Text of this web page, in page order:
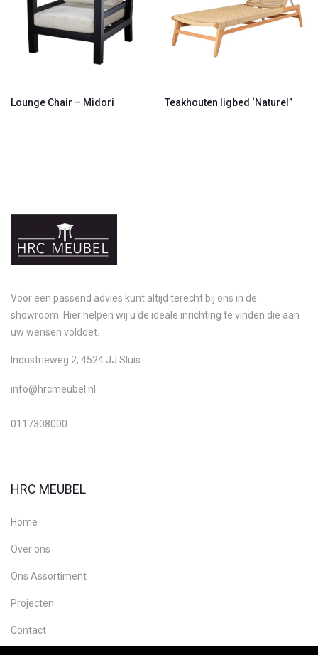
Lounge Chair – Midori Teakhouten ligbed ‘Naturel”
Voor een passend advies kunt altijd terecht bij ons in de
showroom. Hier helpen wij u de ideale inrichting te vinden die aan
uw wensen voldoet.
Industrieweg 2, 4524 JJ Sluis
info@hrcmeubel.nl
0117308000
HRC MEUBEL
Home
Over ons
Ons Assortiment
Projecten
Contact